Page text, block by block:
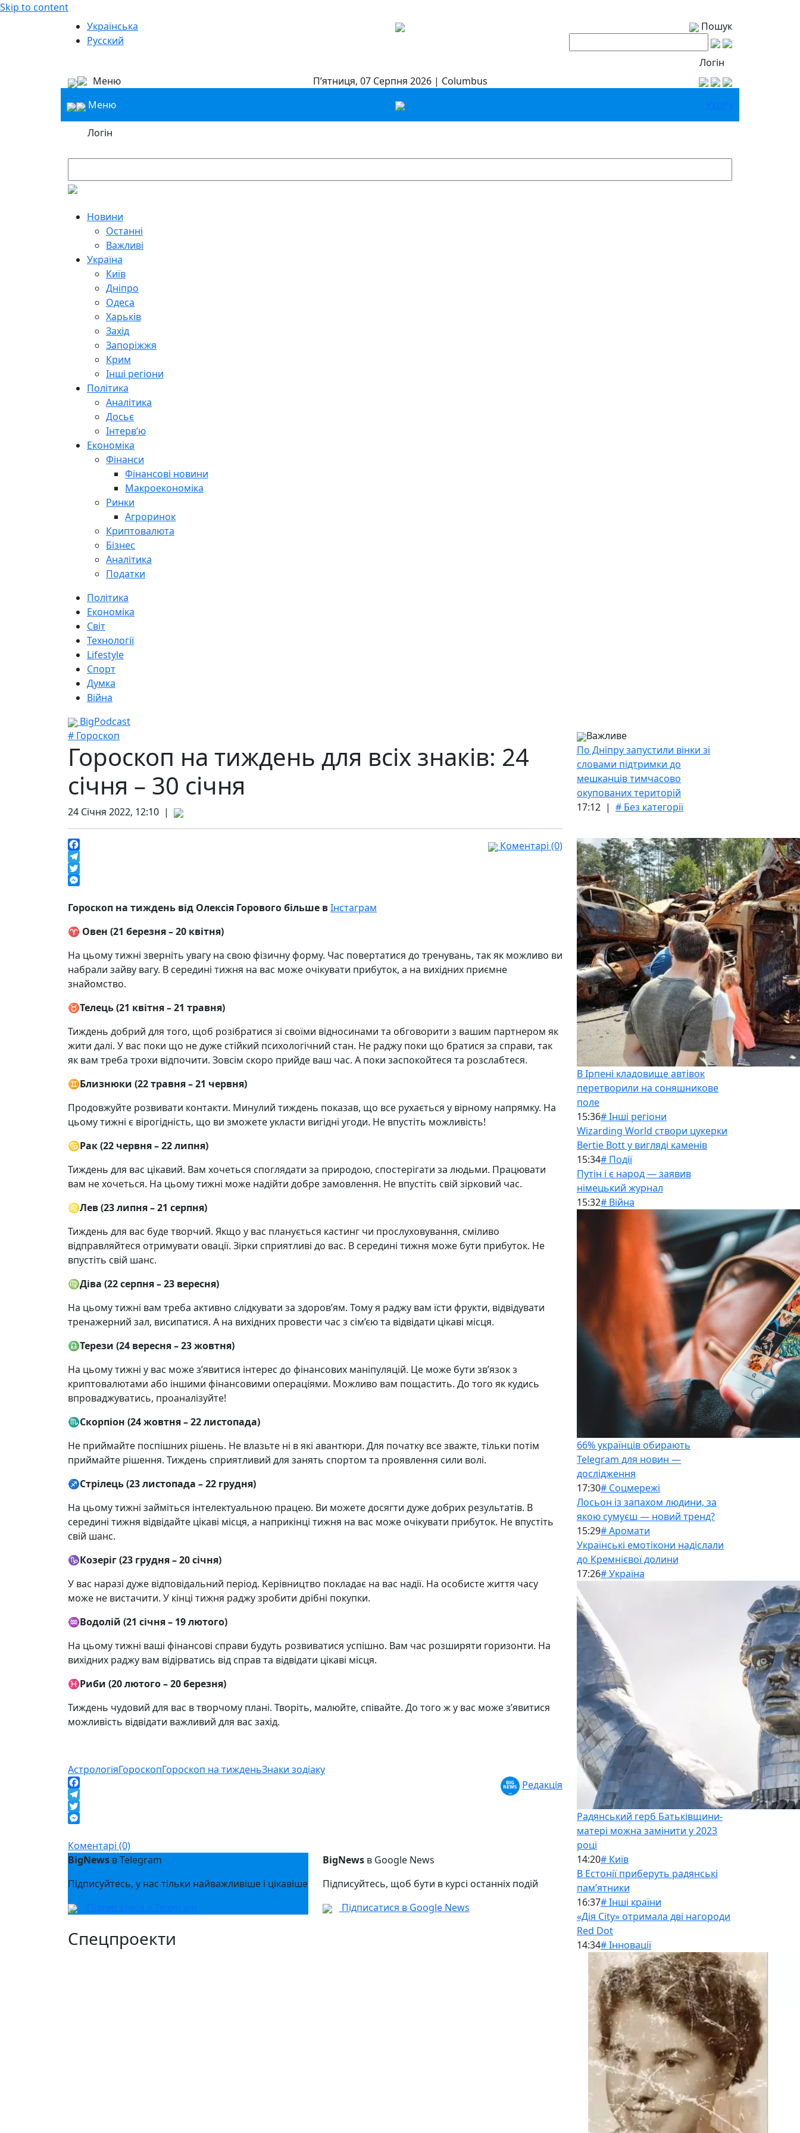
Skip to content
Українська
Русский
Пошук
Логін
Меню
П’ятниця, 07 Серпня 2026 | Columbus
Меню
УкрРу
Логін
Новини
Останні
Важливі
Україна
Київ
Дніпро
Одеса
Харьків
Захід
Запоріжжя
Крим
Інші регіони
Політика
Аналітика
Досьє
Інтерв’ю
Економіка
Фінанси
Фінансові новини
Макроекономіка
Ринки
Агроринок
Криптовалюта
Бізнес
Аналітика
Податки
Політика
Економіка
Світ
Технології
Lifestyle
Спорт
Думка
Війна
BigPodcast
# Гороскоп
Гороскоп на тиждень для всіх знаків: 24
січня – 30 січня
24 Січня 2022, 12:10 |
Facebook
Telegram
Twitter
Коментарі (0)
Гороскоп на тиждень від Олексія Горового більше вІнстаграм
♈️ Овен (21 березня – 20 квітня)
На цьому тижні зверніть увагу на свою фізичну форму. Час повертатися до тренувань, так як можливо ви
набрали зайву вагу. В середині тижня на вас може очікувати прибуток, а на вихідних приємне
знайомство.
♉️Телець (21 квітня – 21 травня)
Тиждень добрий для того, щоб розібратися зі своїми відносинами та обговорити з вашим партнером як
жити далі. У вас поки що не дуже стійкий психологічний стан. Не раджу поки що братися за справи, так
як вам треба трохи відпочити. Зовсім скоро прийде ваш час. А поки заспокойтеся та розслабтеся.
♊️Близнюки (22 травня – 21 червня)
Продовжуйте розвивати контакти. Минулий тиждень показав, що все рухається у вірному напрямку. На
цьому тижні є вірогідність, що ви зможете укласти вигідні угоди. Не впустіть можливість!
♋️Рак (22 червня – 22 липня)
Тиждень для вас цікавий. Вам хочеться споглядати за природою, спостерігати за людьми. Працювати
вам не хочеться. На цьому тижні може надійти добре замовлення. Не впустіть свій зірковий час.
♌️Лев (23 липня – 21 серпня)
Тиждень для вас буде творчий. Якщо у вас планується кастинг чи прослуховування, сміливо
відправляйтеся отримувати овації. Зірки сприятливі до вас. В середині тижня може бути прибуток. Не
впустіть свій шанс.
♍️Діва (22 серпня – 23 вересня)
На цьому тижні вам треба активно слідкувати за здоров’ям. Тому я раджу вам їсти фрукти, відвідувати
тренажерний зал, висипатися. А на вихідних провести час з сім’єю та відвідати цікаві місця.
♎️Терези (24 вересня – 23 жовтня)
На цьому тижні у вас може з’явитися інтерес до фінансових маніпуляцій. Це може бути зв’язок з
криптовалютами або іншими фінансовими операціями. Можливо вам пощастить. До того як кудись
впроваджуватись, проаналізуйте!
♏️Скорпіон (24 жовтня – 22 листопада)
Не приймайте поспішних рішень. Не влазьте ні в які авантюри. Для початку все зважте, тільки потім
приймайте рішення. Тиждень сприятливий для занять спортом та проявлення сили волі.
♐️Стрілець (23 листопада – 22 грудня)
На цьому тижні займіться інтелектуальною працею. Ви можете досягти дуже добрих результатів. В
середині тижня відвідайте цікаві місця, а наприкінці тижня на вас може очікувати прибуток. Не впустіть
свій шанс.
♑️Козеріг (23 грудня – 20 січня)
У вас наразі дуже відповідальний період. Керівництво покладає на вас надії. На особисте життя часу
може не вистачити. У кінці тижня раджу зробити дрібні покупки.
♒️Водолій (21 січня – 19 лютого)
На цьому тижні ваші фінансові справи будуть розвиватися успішно. Вам час розширяти горизонти. На
вихідних раджу вам відірватись від справ та відвідати цікаві місця.
♓️Риби (20 лютого – 20 березня)
Тиждень чудовий для вас в творчому плані. Творіть, малюйте, співайте. До того ж у вас може з’явитися
можливість відвідати важливий для вас захід.
АстрологіяГороскопГороскоп на тижденьЗнаки зодіаку
Facebook
Telegram
Twitter
Редакція
Коментарі (0)
BigNews в Telegram
Підписуйтесь, у нас тільки найважливіше і цікавіше
Підписатися в Telegram
BigNewsв Google News
Підписуйтесь, щоб бути в курсі останніх подій
Підписатися в Google News
Спецпроекти
Важливе
По Дніпру запустили вінки зі
словами підтримки до
мешканців тимчасово
окупованих територій
17:12 | # Без категорії
В Ірпені кладовище автівок
перетворили на соняшникове
поле
15:36# Інші регіони
Wizarding World створи цукерки
Bertie Bott у вигляді каменів
15:34# Події
Путін і є народ — заявив
німецький журнал
15:32# Війна
66% українців обирають
Telegram для новин —
дослідження
17:30# Соцмережі
Лосьон із запахом людини, за
якою сумуєш — новий тренд?
15:29# Аромати
Українські емотікони надіслали
до Кремнієвої долини
17:26# Україна
Радянський герб Батьківщини-
матері можна замінити у 2023
році
14:20# Київ
В Естонії приберуть радянські
памʼятники
16:37# Інші країни
«Дія City» отримала дві нагороди
Red Dot
14:34# Інновації